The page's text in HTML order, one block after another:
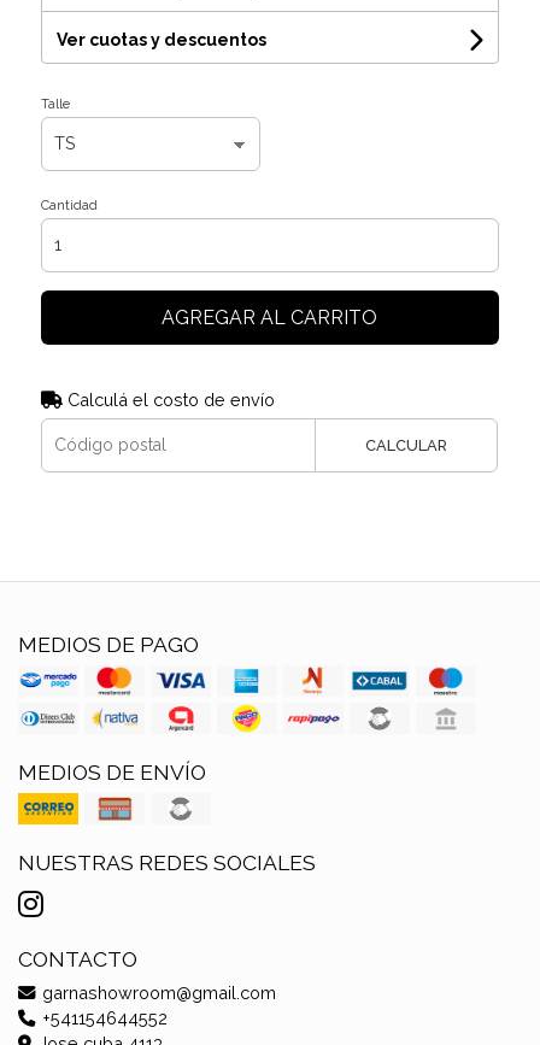
Ver cuotas y descuentos
Talle
Cantidad
AGREGAR AL CARRITO
Calculá el costo de envío
CALCULAR
MEDIOS DE PAGO
MEDIOS DE ENVÍO
NUESTRAS REDES SOCIALES
CONTACTO
garnashowroom@gmail.com
+541154644552